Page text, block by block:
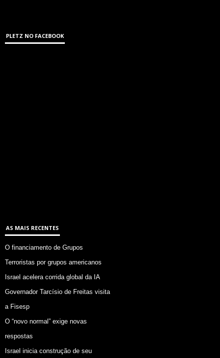
PLETZ NO FACEBOOK
AS MAIS RECENTES
O financiamento de Grupos
Terroristas por grupos americanos
Israel acelera corrida global da IA
Governador Tarcísio de Freitas visita
a Fisesp
O “novo normal” exige novas
respostas
Israel inicia construção de seu